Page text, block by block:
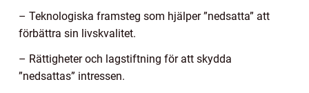
– Teknologiska framsteg som hjälper ”nedsatta” att
förbättra sin livskvalitet.
– Rättigheter och lagstiftning för att skydda
”nedsattas” intressen.